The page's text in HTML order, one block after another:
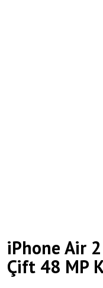
iPhone Air
Çift 48 MP